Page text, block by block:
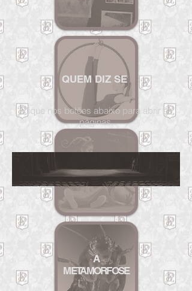
QUEM DIZ SE
O CASAMENTO
DA BARATINHA
A
METAMORFOSE
Clique nos botões abaixo para abrir as
páginas.